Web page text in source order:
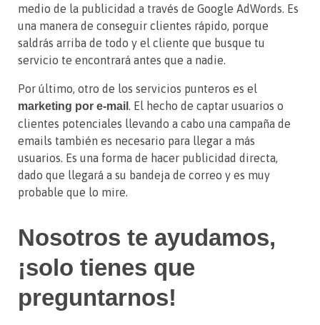
medio de la publicidad a través de Google AdWords. Es
una manera de conseguir clientes rápido, porque
saldrás arriba de todo y el cliente que busque tu
servicio te encontrará antes que a nadie.
Por último, otro de los servicios punteros es el
marketing por e-mail . El hecho de captar usuarios o
clientes potenciales llevando a cabo una campaña de
emails también es necesario para llegar a más
usuarios. Es una forma de hacer publicidad directa,
dado que llegará a su bandeja de correo y es muy
probable que lo mire.
Nosotros te ayudamos,
¡solo tienes que
preguntarnos!